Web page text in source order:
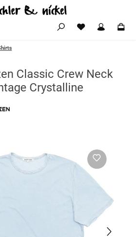
Classic Crew Neck
Crystalline